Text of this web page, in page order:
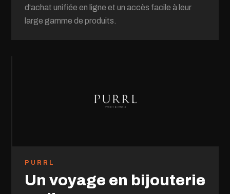
d'achat unifiée en ligne et un accès facile à leur
large gamme de produits.
PURRL
Un voyage en bijouterie